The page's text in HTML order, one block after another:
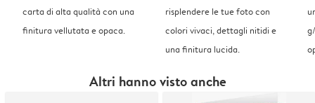
carta di alta qualità con una
finitura vellutata e opaca.
risplendere le tue foto con
colori vivaci, dettagli nitidi e
una finitura lucida.
Altri hanno visto anche